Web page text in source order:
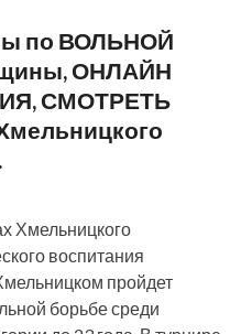
по ВОЛЬНОЙ
ОНЛАЙН
СМОТРЕТЬ
Хмельницкого
воспитания
пройдет
борьбе среди